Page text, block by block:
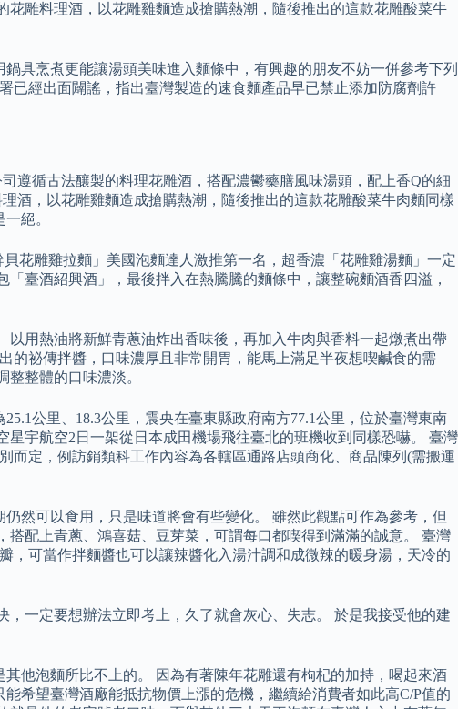
雕料理酒，以花雕雞麵造成搶購熱潮，隨後推出的這款花雕酸菜牛
具烹煮更能讓湯頭美味進入麵條中，有興趣的朋友不妨一併參考下列
已經出面闢謠，指出臺灣製造的速食麵產品早已禁止添加防腐劑許
遵循古法釀製的料理花雕酒，搭配濃鬱藥膳風味湯頭，配上香Q的細
酒，以花雕雞麵造成搶購熱潮，隨後推出的這款花雕酸菜牛肉麵同樣
絕。
花雕雞拉麵」美國泡麵達人激推第一名，超香濃「花雕雞湯麵」一定
臺酒紹興酒」，最後拌入在熱騰騰的麵條中，讓整碗麵酒香四溢，
用熱油將新鮮青蔥油炸出香味後，再加入牛肉與香料一起燉煮出帶
的祕傳拌醬，口味濃厚且非常開胃，能馬上滿足半夜想喫鹹食的需
整體的口味濃淡。
公里、18.3公里，震央在臺東縣政府南方77.1公里，位於臺灣東南
宇航空2日一架從日本成田機場飛往臺北的班機收到同樣恐嚇。 臺灣
而定，例訪銷類科工作內容為各轄區通路店頭商化、商品陳列(需搬運
然可以食用，只是味道將會有些變化。 雖然此觀點可作為參考，但
配上青蔥、鴻喜菇、豆芽菜，可謂每口都喫得到滿滿的誠意。 臺灣
，可當作拌麵醬也可以讓辣醬化入湯汁調和成微辣的暖身湯，天冷的
一定要想辦法立即考上，久了就會灰心、失志。 於是我接受他的建
他泡麵所比不上的。 因為有著陳年花雕還有枸杞的加持，喝起來酒
希望臺灣酒廠能抵抗物價上漲的危機，繼續給消費者如此高C/P值的